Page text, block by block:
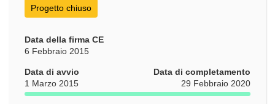
Progetto chiuso
Data della firma CE
6 Febbraio 2015
Data di avvio
1 Marzo 2015
Data di completamento
29 Febbraio 2020